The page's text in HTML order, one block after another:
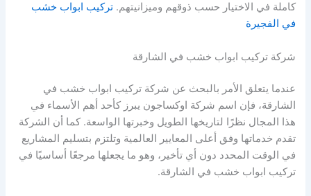
كاملة في الاختيار حسب ذوقهم وميزانيتهم.تركيب ابواب خشب
في الفجيرة
شركة تركيب ابواب خشب في الشارقة
عندما يتعلق الأمر بالبحث عن شركة تركيب ابواب خشب في
الشارقة، فإن اسم شركة اوكساجون يبرز كأحد أهم الأسماء في
هذا المجال نظرًا لتاريخها الطويل وخبرتها الواسعة. كما أن الشركة
تقدم خدماتها وفق أعلى المعايير العالمية وتلتزم بتسليم المشاريع
في الوقت المحدد دون أي تأخير، وهو ما يجعلها مرجعًا أساسيًا في
تركيب ابواب خشب في الشارقة.